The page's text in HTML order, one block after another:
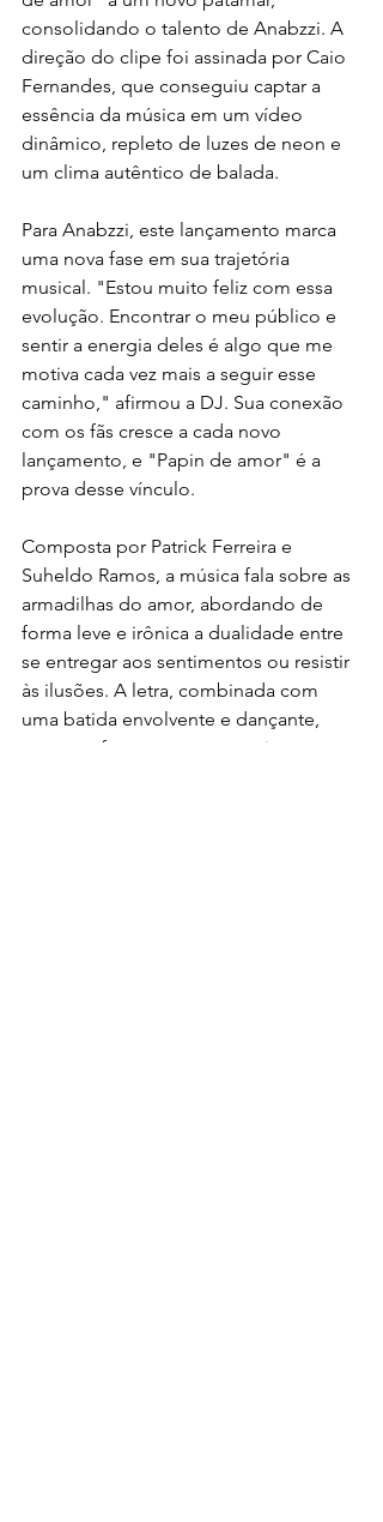
consolidando o talento de Anabzzi. A
direção do clipe foi assinada por Caio
Fernandes, que conseguiu captar a
essência da música em um vídeo
dinâmico, repleto de luzes de neon e
um clima autêntico de balada.
Para Anabzzi, este lançamento marca
uma nova fase em sua trajetória
musical. "Estou muito feliz com essa
evolução. Encontrar o meu público e
sentir a energia deles é algo que me
motiva cada vez mais a seguir esse
caminho," afirmou a DJ. Sua conexão
com os fãs cresce a cada novo
lançamento, e "Papin de amor" é a
prova desse vínculo.
Composta por Patrick Ferreira e
Suheldo Ramos, a música fala sobre as
armadilhas do amor, abordando de
forma leve e irônica a dualidade entre
se entregar aos sentimentos ou resistir
às ilusões. A letra, combinada com
uma batida envolvente e dançante,
promete fazer sucesso nas pistas e nas